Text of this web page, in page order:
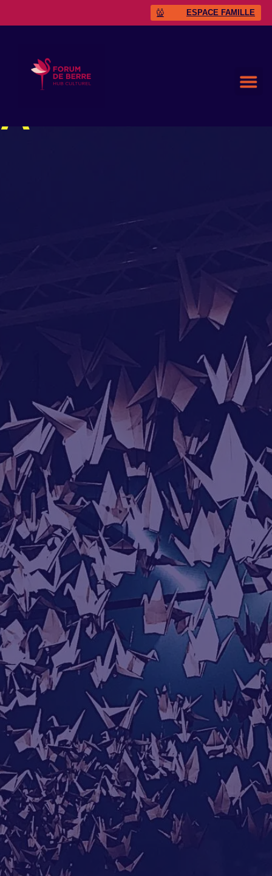
ESPACE FAMILLE